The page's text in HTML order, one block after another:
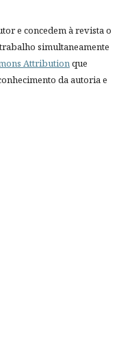
e concedem à revista o
simultaneamente
Attributionque
da autoria e